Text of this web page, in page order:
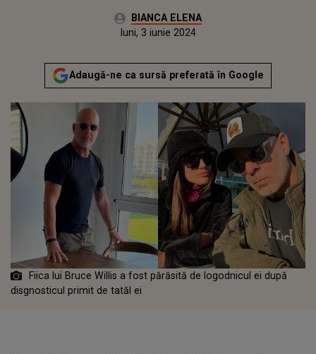
Autor:BIANCA ELENA
Actualizat:
luni, 3 iunie 2024
Adaugă-ne ca sursă preferată în Google
Fiica lui Bruce Willis a fost părăsită de logodnicul ei după
disgnosticul primit de tatăl ei